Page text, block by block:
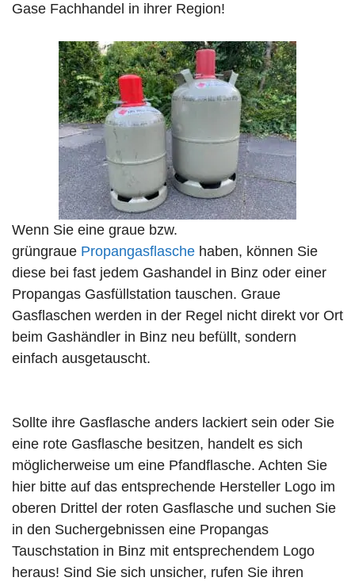
Gase Fachhandel in ihrer Region!
Wenn Sie eine graue bzw.
grüngraue Propangasflasche haben, können Sie
diese bei fast jedem Gashandel in Binz oder einer
Propangas Gasfüllstation tauschen. Graue
Gasflaschen werden in der Regel nicht direkt vor Ort
beim Gashändler in Binz neu befüllt, sondern
einfach ausgetauscht.
Sollte ihre Gasflasche anders lackiert sein oder Sie
eine rote Gasflasche besitzen, handelt es sich
möglicherweise um eine Pfandflasche. Achten Sie
hier bitte auf das entsprechende Hersteller Logo im
oberen Drittel der roten Gasflasche und suchen Sie
in den Suchergebnissen eine Propangas
Tauschstation in Binz mit entsprechendem Logo
heraus! Sind Sie sich unsicher, rufen Sie ihren